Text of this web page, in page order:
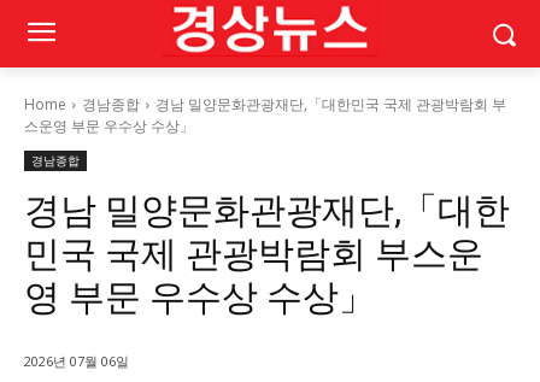
Home 경남종합
경남 밀양문화관광재단,「대한민국 국제 관광박람회 부
스운영 부문 우수상 수상」
경남종합
경남 밀양문화관광재단,「대한
민국 국제 관광박람회 부스운
영 부문 우수상 수상」
2026년 07월 06일